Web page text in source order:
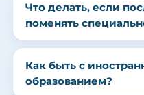
Что делать, если
поменять
Как быть с
образованием?